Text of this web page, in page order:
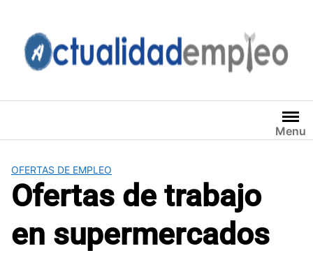
contenido
Menu
OFERTAS DE EMPLEO
Ofertas de trabajo
en supermercados